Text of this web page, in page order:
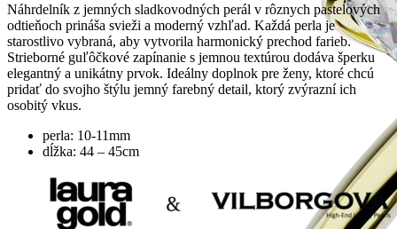
Náhrdelník z jemných sladkovodných perál v rôznych pastelových
odtieňoch prináša svieži a moderný vzhľad. Každá perla je
starostlivo vybraná, aby vytvorila harmonický prechod farieb.
Strieborné guľôčkové zapínanie s jemnou textúrou dodáva šperku
elegantný a unikátny prvok. Ideálny doplnok pre ženy, ktoré chcú
pridať do svojho štýlu jemný farebný detail, ktorý zvýrazní ich
osobitý vkus.
perla: 10-11mm
dĺžka: 44 – 45cm